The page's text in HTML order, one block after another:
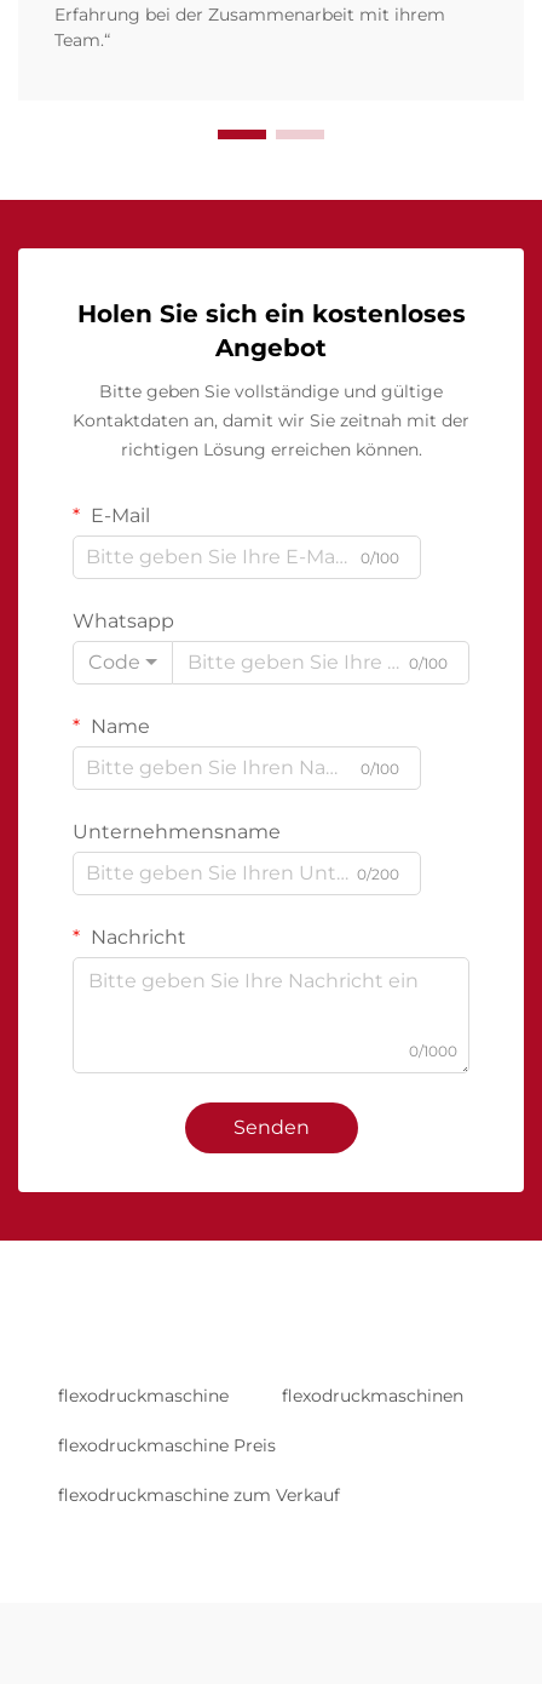
Erfahrung bei der Zusammenarbeit mit ihrem
Team.“
Holen Sie sich ein kostenloses
Angebot
Bitte geben Sie vollständige und gültige
Kontaktdaten an, damit wir Sie zeitnah mit der
richtigen Lösung erreichen können.
E-Mail
0/100
Whatsapp
Code
0/100
Name
0/100
Unternehmensname
0/200
Nachricht
0/1000
Senden
flexodruckmaschine flexodruckmaschinen
flexodruckmaschine Preis
flexodruckmaschine zum Verkauf